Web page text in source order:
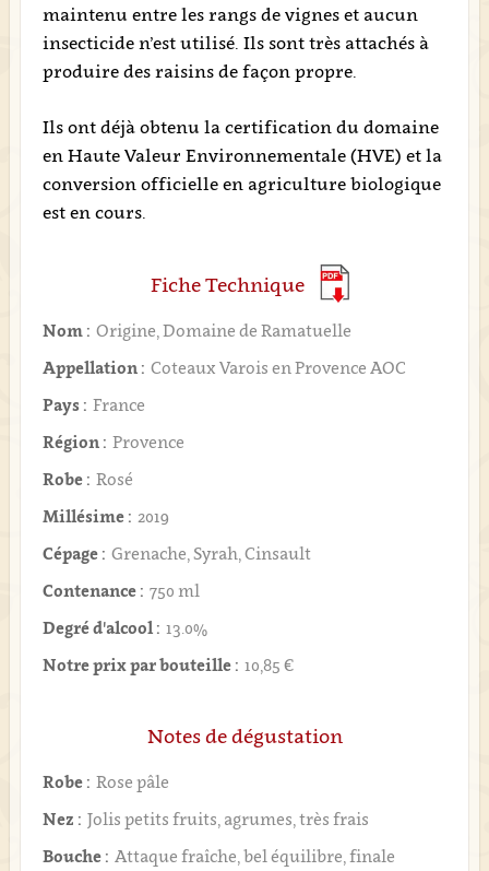
maintenu entre les rangs de vignes et aucun
insecticide n’est utilisé. Ils sont très attachés à
produire des raisins de façon propre.
Ils ont déjà obtenu la certification du domaine
en Haute Valeur Environnementale (HVE) et la
conversion officielle en agriculture biologique
est en cours.
Fiche Technique
Nom : Origine, Domaine de Ramatuelle
Appellation : Coteaux Varois en Provence AOC
Pays : France
Région : Provence
Robe : Rosé
Millésime : 2019
Cépage : Grenache, Syrah, Cinsault
Contenance : 750 ml
Degré d'alcool : 13.0%
Notre prix par bouteille : 10,85 €
Notes de dégustation
Robe : Rose pâle
Nez : Jolis petits fruits, agrumes, très frais
Bouche : Attaque fraîche, bel équilibre, finale